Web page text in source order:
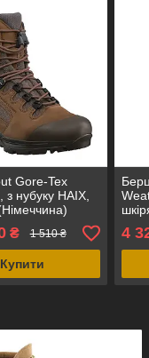
Gore-Tex
з нубуку HAIX,
₴ 1 510 ₴
Купити
4